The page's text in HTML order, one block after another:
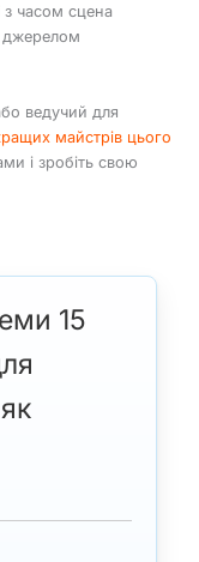
з часом сцена
джерелом
ведучий для
майстрів цього
і зробіть свою
15